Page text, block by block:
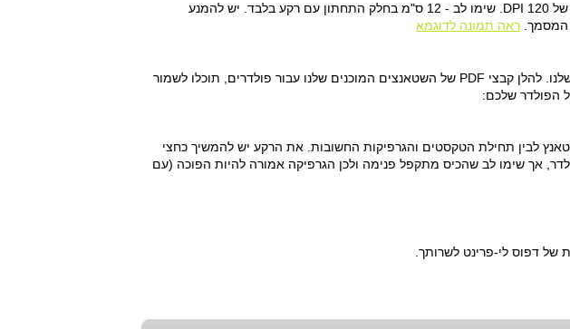
יש ליצור את הקובץ בגודל 85x210 ס"מ, ללא בליד, וברזולוציה של 120 DPI. שימו לב - 12 ס"מ בחלק התחתון עם רקע בלבד. יש להמנע
המסמך. ראה תמונה לדוגמא
את הגרפיקה עבור הפולדרים יש לבנות על פי השטאנץ הקיים שלנו. להלן קבצי PDF של השטאנצים המוכנים שלנו עבור פולדרים, תוכלו לשמור
הפולדר שלכם:
של 0.5 ס"מ לפחות בין קו השטאנץ לבין תחילת הטקסטים והגרפיקות החשובות. את הרקע יש להמשיך כחצי
אך שימו לב שהכיס מתקפל פנימה ולכן הגרפיקה אמורה להיות הפוכה (עם
של דפוס לי-פרינט לשרותך.